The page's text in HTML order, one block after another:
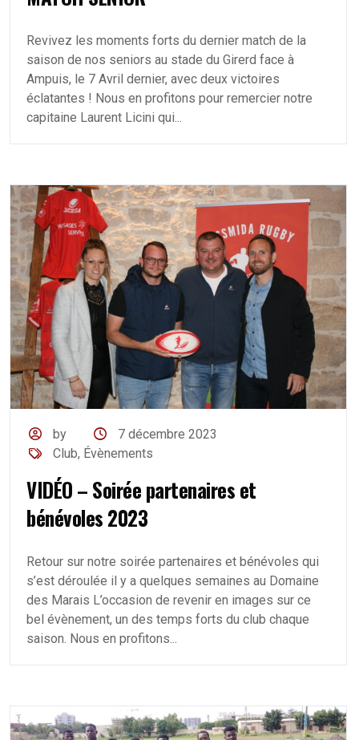
Revivez les moments forts du dernier match de la
saison de nos seniors au stade du Girerd face à
Ampuis, le 7 Avril dernier, avec deux victoires
éclatantes ! Nous en profitons pour remercier notre
capitaine Laurent Licini qui...
by
7 décembre 2023
Club, Évènements
VIDÉO – Soirée partenaires et
bénévoles 2023
Retour sur notre soirée partenaires et bénévoles qui
s’est déroulée il y a quelques semaines au Domaine
des Marais L’occasion de revenir en images sur ce
bel évènement, un des temps forts du club chaque
saison. Nous en profitons...